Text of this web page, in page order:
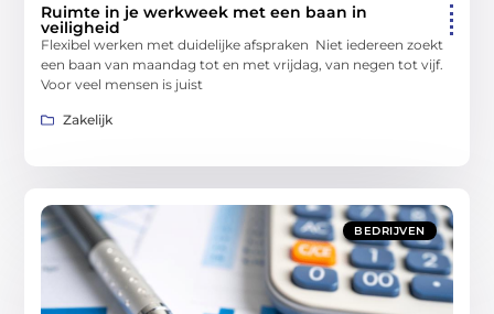
Ruimte in je werkweek met een baan in
veiligheid
Flexibel werken met duidelijke afspraken Niet iedereen zoekt
een baan van maandag tot en met vrijdag, van negen tot vijf.
Voor veel mensen is juist
Zakelijk
BEDRIJVEN